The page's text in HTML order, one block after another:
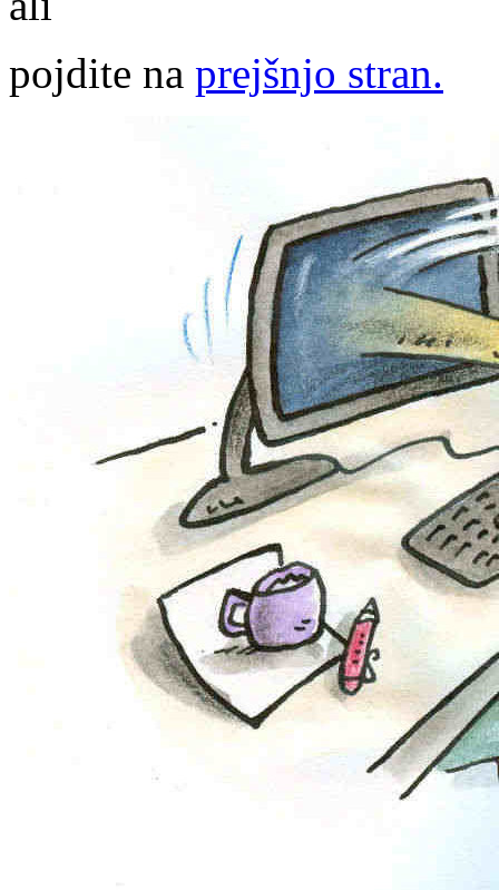
pojdite na prejšnjo stran.